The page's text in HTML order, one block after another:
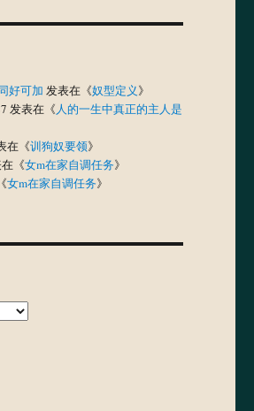
好可加 发表在《奴型定义》
发表在《人的一生中真正的主人是
在《训狗奴要领》
《女m在家自调任务》
女m在家自调任务》